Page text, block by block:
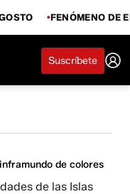
FENÓMENO DE
Suscríbete
de colores
de las Islas